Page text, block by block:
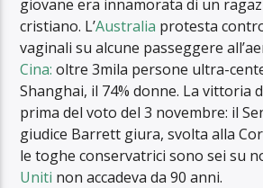
giovane era innamorata di un
cristiano. L’Australia protesta
vaginali su alcune passeggere
Cina: oltre 3mila persone ultra-
Shanghai, il 74% donne. La vittoria
prima del voto del 3 novembre: il
giudice Barrett giura, svolta alla
le toghe conservatrici sono sei su
Uniti non accadeva da 90 anni.